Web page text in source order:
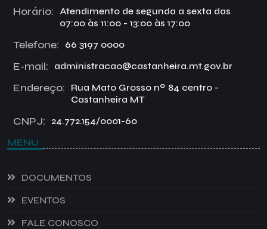
Horário:
Atendimento de segunda a sexta das
07:00 às 11:00 - 13:00 às 17:00
Telefone: 66 3197 0000
E-mail: administracao@castanheira.mt.gov.br
Endereço:
Rua Mato Grosso nº 84 centro -
Castanheira MT
CNPJ: 24.772.154/0001-60
MENU
DOCUMENTOS
EVENTOS
FALE CONOSCO